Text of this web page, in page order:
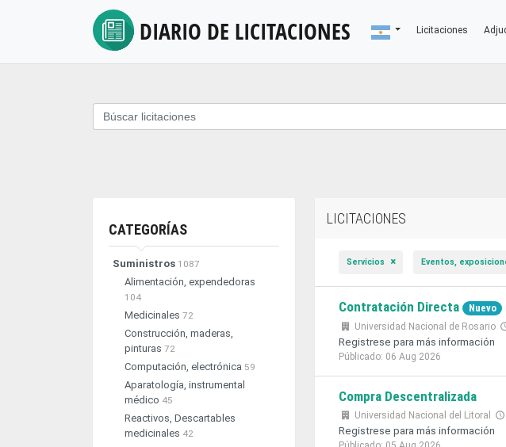
DIARIO DE LICITACIONES Licitaciones
CATEGORÍAS
Suministros 1087
Alimentación, expendedoras
104
Medicinales 72
Construcción, maderas,
pinturas 72
Computación, electrónica 59
Aparatología, instrumental
médico 45
Reactivos, Descartables
medicinales 42
LICITACIONES
Servicios Eventos,
Contratación Directa Nuevo
Universidad Nacional de Rosario
Registrese para más información
Públicado: 06 Aug 2026
Compra Descentralizada
Universidad Nacional del Litoral
Registrese para más información